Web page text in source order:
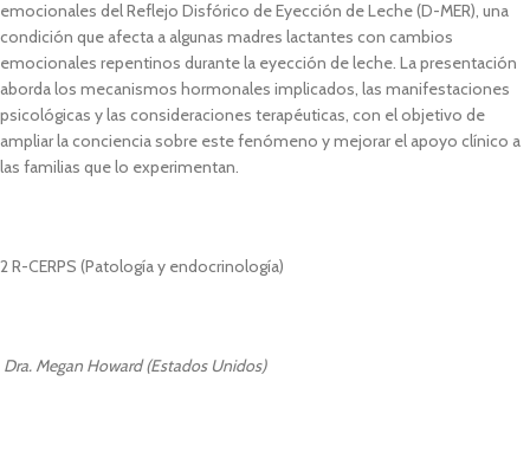
emocionales del Reflejo Disfórico de Eyección de Leche (D-MER), una
condición que afecta a algunas madres lactantes con cambios
emocionales repentinos durante la eyección de leche. La presentación
aborda los mecanismos hormonales implicados, las manifestaciones
psicológicas y las consideraciones terapéuticas, con el objetivo de
ampliar la conciencia sobre este fenómeno y mejorar el apoyo clínico a
las familias que lo experimentan.
2 R-CERPS (Patología y endocrinología)
Dra. Megan Howard (Estados Unidos)